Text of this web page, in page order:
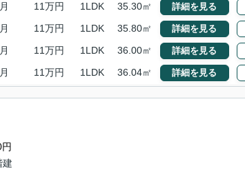
11万円 1LDK 35.30㎡ 詳細を見る
11万円 1LDK 35.80㎡ 詳細を見る
11万円 1LDK 36.00㎡ 詳細を見る
11万円 1LDK 36.04㎡ 詳細を見る
建